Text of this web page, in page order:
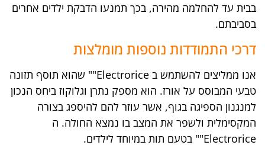
בבית עד להחלמה מהירה, בכך תמנעו הדבקת ילדים אחרים
בסביבתם.
דרכי התמודדות נוספות מומלצות
אנו ממליצים להשתמש ב Electrorice"" שהוא תוסף תזונה
טבעי המבוסס על אורז. הוא מספק נתרן וגלוקוז ביחס הנכון
למנגנון הספיגה בגוף, אשר עוזר להם להיספג בצורה
המקסימלית ולשפר את המצב בו נמצא החולה. ה
Electrorice"" בטעם תות במיוחד לילדים.